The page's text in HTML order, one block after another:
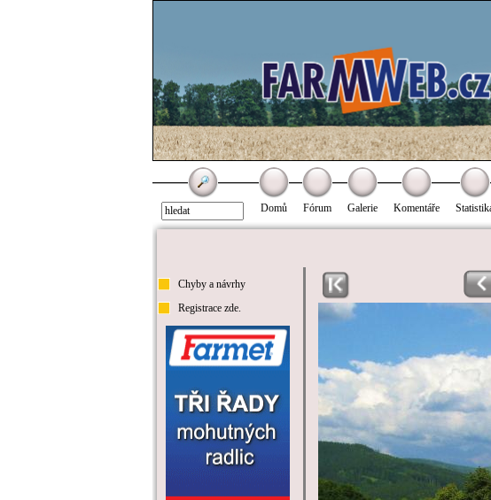
Domů Fórum Galerie Komentáře
Chyby a návrhy
Registrace zde.